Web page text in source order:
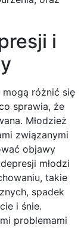
i
mogą różnić się
sprawia, że
Młodzież
związanymi
objawy
młodzi
takie
spadek
i śnie.
problemami